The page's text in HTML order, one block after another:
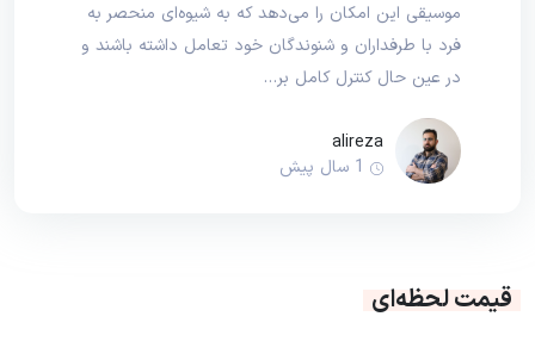
موسیقی این امکان را می‌دهد که به شیوه‌ای منحصر به
فرد با طرفداران و شنوندگان خود تعامل داشته باشند و
در عین حال کنترل کامل بر…
alireza
1 سال پیش
قیمت لحظه‌ای